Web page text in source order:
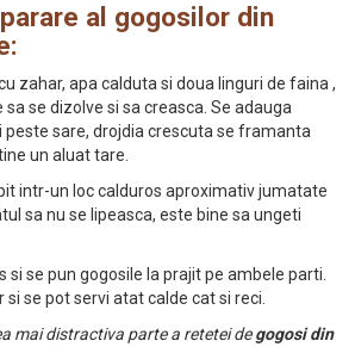
al gogosilor din
zahar, apa calduta si doua linguri de faina ,
se dizolve si sa creasca. Se adauga
sare, drojdia crescuta se framanta
un aluat tare.
intr-un loc calduros aproximativ jumatate
sa nu se lipeasca, este bine sa ungeti
si se pun gogosile la prajit pe ambele parti.
se pot servi atat calde cat si reci.
mai distractiva parte a retetei degogosi din